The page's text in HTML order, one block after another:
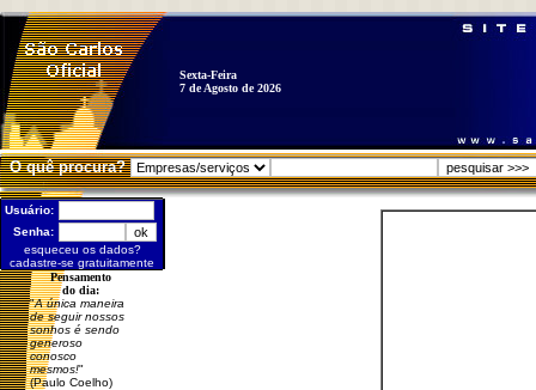
Sexta-Feira
7 de Agosto de 2026
O quê procura?
Usuário:
Senha:
esqueceu os dados?
cadastre-se gratuitamente
Pensamento
do dia:
"A única maneira
de seguir nossos
sonhos é sendo
generoso
conosco
mesmos!"
(Paulo Coelho)